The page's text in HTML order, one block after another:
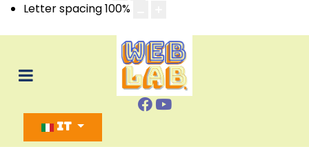
Letter spacing100%
Seleziona la tua lingua
IT